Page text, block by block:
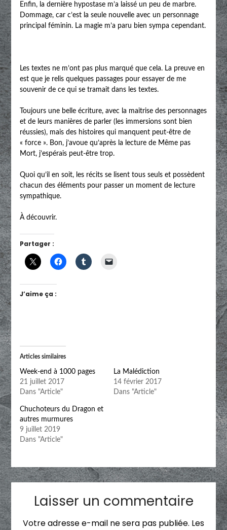
Enfin, la dernière hypostase m’a laissé un peu de marbre.
Dommage, car c’est la seule nouvelle avec un personnage
principal féminin. La magie m’a paru bien sympa cependant.
Les textes ne m’ont pas plus marqué que cela. La preuve en
est que je relis quelques passages pour essayer de me
souvenir de ce qui se tramait dans les textes.
Toujours une belle écriture, avec la maitrise des personnages
et de leurs manières de parler (les immersions sont bien
réussies), mais des histoires qui manquent peut-être de
« force ». Bon, j’avoue qu’après la lecture de Même pas
Mort, j’espérais peut-être trop.
Quoi qu’il en soit, les récits se lisent tous seuls et possèdent
chacun des éléments pour passer un moment de lecture
sympathique.
À découvrir.
Partager :
J’aime ça :
Articles similaires
Week-end à 1000 pages
21 juillet 2017
Dans "Article"
La Malédiction
14 février 2017
Dans "Article"
Chuchoteurs du Dragon et
autres murmures
9 juillet 2019
Dans "Article"
Laisser un commentaire
Votre adresse e-mail ne sera pas publiée. Les